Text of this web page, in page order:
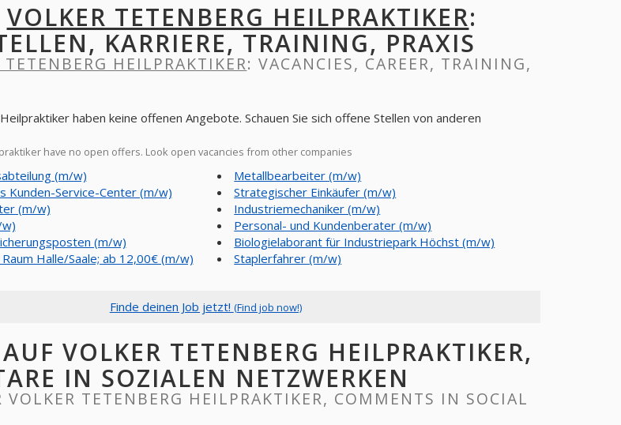
VOLKER TETENBERG HEILPRAKTIKER:
KARRIERE, TRAINING, PRAXIS
TETENBERG HEILPRAKTIKER: VACANCIES, CAREER, TRAINING,
haben keine offenen Angebote. Schauen Sie sich offene Stellen von anderen
have no open offers. Look open vacancies from other companies
(m/w)
Kunden-Service-Center (m/w)
(m/w)
(m/w)
Halle/Saale; ab 12,00€ (m/w)
Metallbearbeiter (m/w)
Strategischer Einkäufer (m/w)
Industriemechaniker (m/w)
Personal- und Kundenberater (m/w)
Biologielaborant für Industriepark Höchst (m/w)
Staplerfahrer (m/w)
Finde deinen Job jetzt! (Find job now!)
VOLKER TETENBERG HEILPRAKTIKER,
IN SOZIALEN NETZWERKEN
VOLKER TETENBERG HEILPRAKTIKER, COMMENTS IN SOCIAL